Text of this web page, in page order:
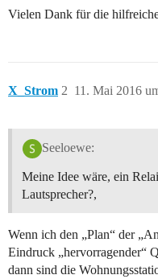
Vielen Dank für die
X_Strom 11. Mai 2016
2
Seeloewe:
Meine Idee wäre, ein
Lautsprecher?,
Wenn ich den „Plan“ der
Eindruck „hervorragender“
dann sind die